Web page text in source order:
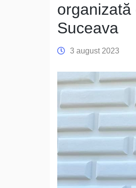
organizată
Suceava
3 august 2023